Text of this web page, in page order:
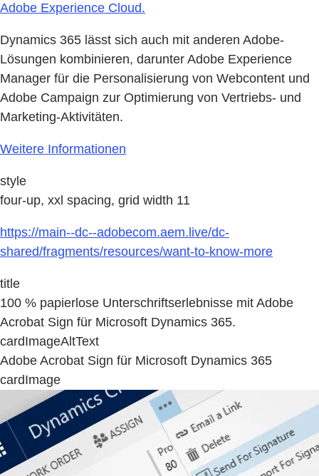
Adobe Experience Cloud.
Dynamics 365 lässt sich auch mit anderen Adobe-
Lösungen kombinieren, darunter Adobe Experience
Manager für die Personalisierung von Webcontent und
Adobe Campaign zur Optimierung von Vertriebs- und
Marketing-Aktivitäten.
Weitere Informationen
style
four-up, xxl spacing, grid width 11
https://main--dc--adobecom.aem.live/dc-
shared/fragments/resources/want-to-know-more
title
100 % papierlose Unterschriftserlebnisse mit Adobe
Acrobat Sign für Microsoft Dynamics 365.
cardImageAltText
Adobe Acrobat Sign für Microsoft Dynamics 365
cardImage